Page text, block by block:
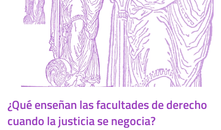
¿Qué enseñan las facultades de derecho
cuando la justicia se negocia?